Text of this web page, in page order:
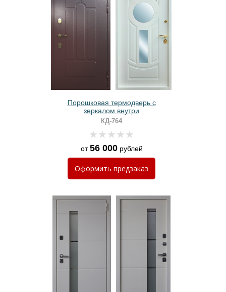
Порошковая термодверь с
зеркалом внутри
КД-764
от56 000рублей
Оформить предзаказ